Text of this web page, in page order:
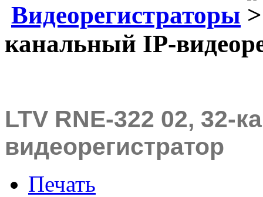
Видеорегистраторы
канальный IP-
LTV RNE-322 02, 32-
видеорегистратор
Печать